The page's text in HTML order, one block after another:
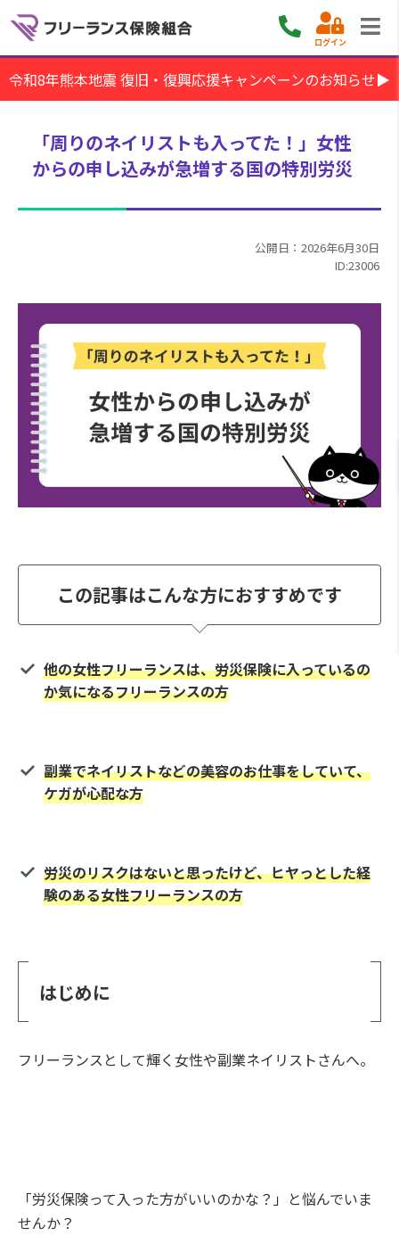
ログイン
令和8年熊本地震 復旧・復興応援キャンペーンのお知らせ▶
「周りのネイリストも入ってた！」女性
からの申し込みが急増する国の特別労災
公開日：2026年6月30日
ID:23006
この記事はこんな方におすすめです
他の女性フリーランスは、労災保険に入っているの
か気になるフリーランスの方
副業でネイリストなどの美容のお仕事をしていて、
ケガが心配な方
労災のリスクはないと思ったけど、ヒヤっとした経
験のある女性フリーランスの方
はじめに
フリーランスとして輝く女性や副業ネイリストさんへ。
「労災保険って入った方がいいのかな？」と悩んでいま
せんか？